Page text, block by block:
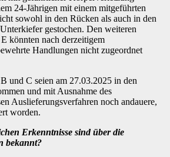
24-Jährigen mit einem mitgeführten
sowohl in den Rücken als auch in den
gestochen. Den wei­teren
könnten nach derzeitigem
Hand­lungen nicht zugeordnet
und C seien am 27.03.2025 in den
und mit Ausnahme des
Auslieferungsverfahren noch andauere,
worden.
Erkenntnisse sind über die
bekannt?